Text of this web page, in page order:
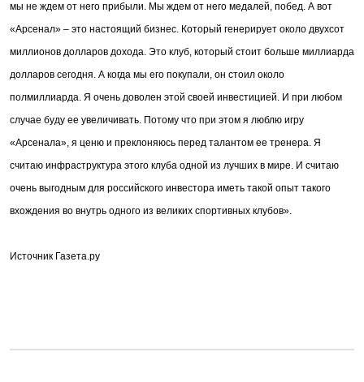
мы не ждем от него прибыли. Мы ждем от него медалей, побед. А вот
«Арсенал» – это настоящий бизнес. Который генерирует около двухсот
миллионов долларов дохода. Это клуб, который стоит больше миллиарда
долларов сегодня. А когда мы его покупали, он стоил около
полмиллиарда. Я очень доволен этой своей инвестицией. И при любом
случае буду ее увеличивать. Потому что при этом я люблю игру
«Арсенала», я ценю и преклоняюсь перед талантом ее тренера. Я
считаю инфраструктура этого клуба одной из лучших в мире. И считаю
очень выгодным для российского инвестора иметь такой опыт такого
вхождения во внутрь одного из великих спортивных клубов».
Источник Газета.ру